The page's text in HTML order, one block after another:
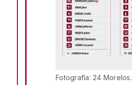
Fotografía: 24 Morelos.